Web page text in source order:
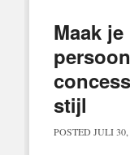
Maak
stijl
POSTED JULI 30,